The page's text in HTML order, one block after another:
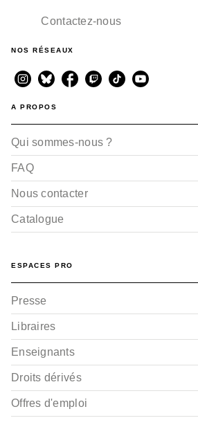
Contactez-nous
NOS RÉSEAUX
A PROPOS
Qui sommes-nous ?
FAQ
Nous contacter
Catalogue
ESPACES PRO
Presse
Libraires
Enseignants
Droits dérivés
Offres d'emploi